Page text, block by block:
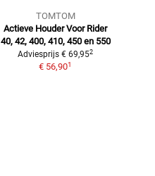
TOMTOM
Actieve Houder Voor Rider
40, 42, 400, 410, 450 en 550
Adviesprijs € 69,952
€ 56,901